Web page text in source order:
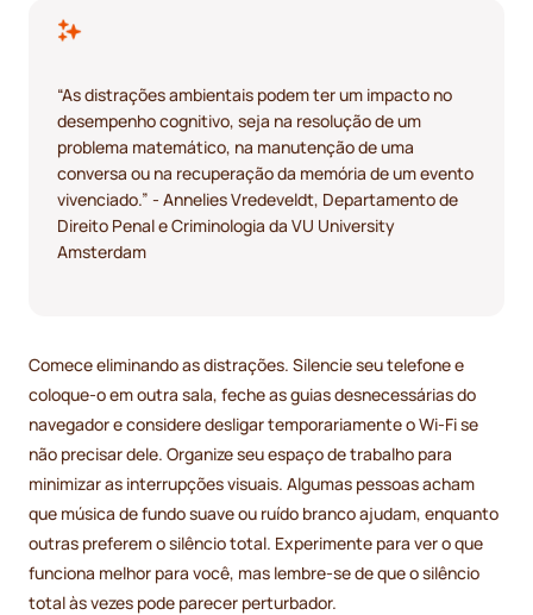
“As distrações ambientais podem ter um impacto no
desempenho cognitivo, seja na resolução de um
problema matemático, na manutenção de uma
conversa ou na recuperação da memória de um evento
vivenciado.” - Annelies Vredeveldt, Departamento de
Direito Penal e Criminologia da VU University
Amsterdam
Comece eliminando as distrações. Silencie seu telefone e
coloque-o em outra sala, feche as guias desnecessárias do
navegador e considere desligar temporariamente o Wi-Fi se
não precisar dele. Organize seu espaço de trabalho para
minimizar as interrupções visuais. Algumas pessoas acham
que música de fundo suave ou ruído branco ajudam, enquanto
outras preferem o silêncio total. Experimente para ver o que
funciona melhor para você, mas lembre-se de que o silêncio
total às vezes pode parecer perturbador.